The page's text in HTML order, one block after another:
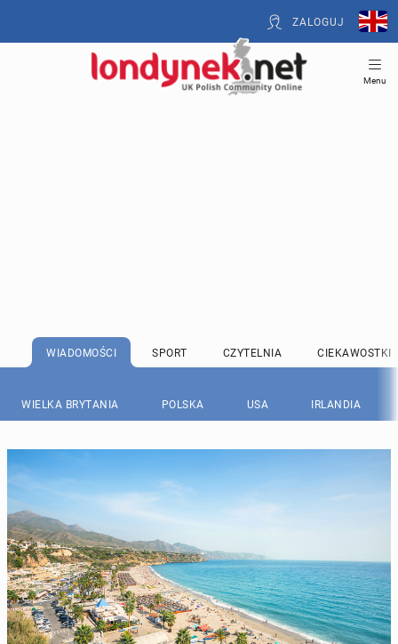
ZALOGUJ
Menu
WIADOMOŚCI SPORT CZYTELNIA CIEKAWOSTKI
WIELKA BRYTANIA POLSKA USA IRLANDIA